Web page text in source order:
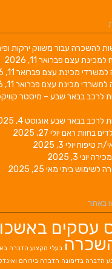
להשכרה עבור משווק ירקות
למכינת עצם פברואר 11, 2026
מכינת עצם פברואר 11, 2026
למשרדי מכינת עצם פברואר 11, 2026
לרכב בבאר שבע – מיסטר
לרכב בבאר שבעאוגוסט 4, 2025
בחוות ראם יולי 27, 2025
ת טיפוח יולי 3, 2025
יוני 3, 2025
לשימוש ביתי מאי 25, 2025
באתר
עסקים
בעלי מקצוע הדברה
הדברה בדימונה הדברה בירוחם